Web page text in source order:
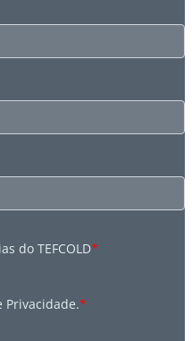
do TEFCOLD*
Privacidade.*